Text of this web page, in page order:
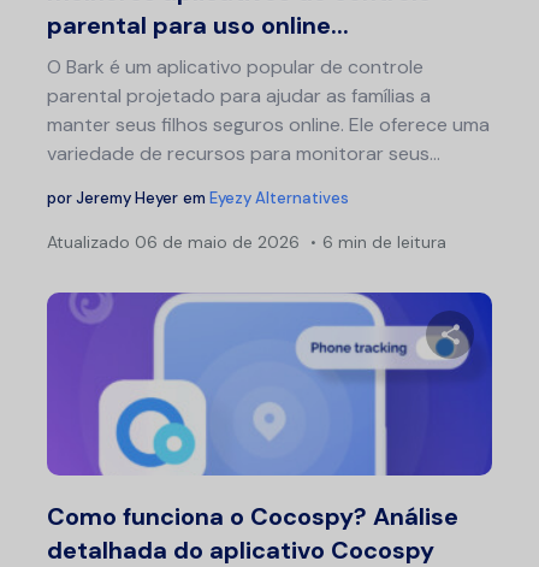
parental para uso online...
O Bark é um aplicativo popular de controle
parental projetado para ajudar as famílias a
manter seus filhos seguros online. Ele oferece uma
variedade de recursos para monitorar seus...
porJeremy Heyer em Eyezy Alternatives
Atualizado 06 de maio de 2026 6 min de leitura
Como funciona o Cocospy? Análise
detalhada do aplicativo Cocospy